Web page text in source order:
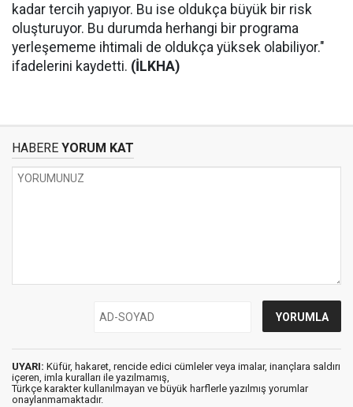
kadar tercih yapıyor. Bu ise oldukça büyük bir risk
oluşturuyor. Bu durumda herhangi bir programa
yerleşememe ihtimali de oldukça yüksek olabiliyor."
ifadelerini kaydetti. (İLKHA)
HABERE YORUM KAT
UYARI: Küfür, hakaret, rencide edici cümleler veya imalar, inançlara saldırı
içeren, imla kuralları ile yazılmamış,
Türkçe karakter kullanılmayan ve büyük harflerle yazılmış yorumlar
onaylanmamaktadır.